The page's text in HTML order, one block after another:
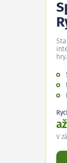
hry.
V